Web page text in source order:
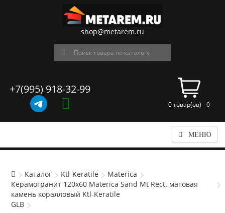
shop@metarem.ru
+7(995) 918-32-99
0 товар(ов) - 0
МЕНЮ
Каталог Ktl-Keratile
Materica
Керамогранит 120x60 Materica Sand Mt Rect. матовая
камень коралловый Ktl-Keratile
GLB